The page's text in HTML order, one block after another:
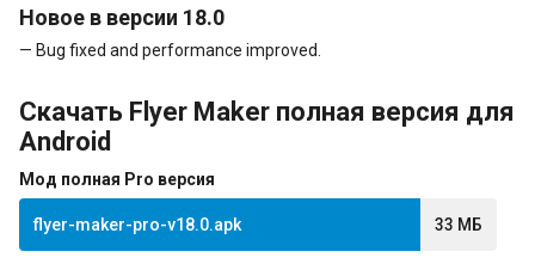
Новое в версии 18.0
— Bug fixed and performance improved.
Скачать Flyer Maker полная версия для
Android
Мод полная Pro версия
flyer-maker-pro-v18.0.apk 33 МБ